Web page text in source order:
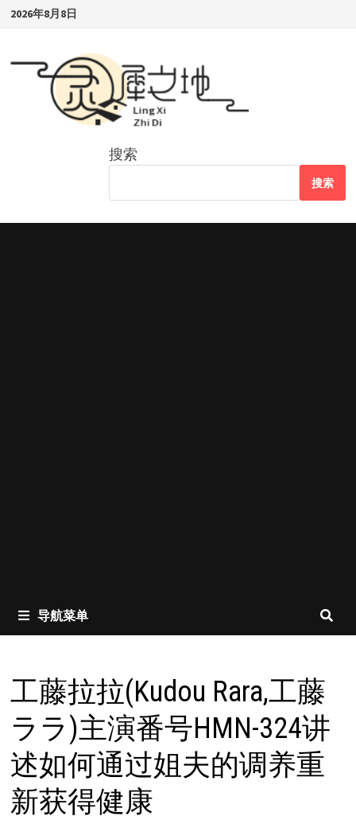
Skip2026年8月8日
搜索
搜索
导航菜单
工藤拉拉(Kudou Rara,工藤
ララ)主演番号HMN-324讲
述如何通过姐夫的调养重
新获得健康